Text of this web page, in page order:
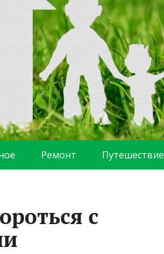
Ремонт Путешествие
с